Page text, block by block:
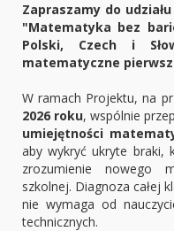
Zapraszamy do
"Matematyka bez
Polski, Czech i
matematyczne
W ramach Projektu, na
2026 roku, wspólnie
umiejętności
aby wykryć ukryte braki,
zrozumienie nowego
szkolnej. Diagnoza całej
nie wymaga od
technicznych.